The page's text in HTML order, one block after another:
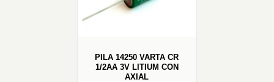
PILA 14250 VARTA CR
1/2AA 3V LITIUM CON
AXIAL